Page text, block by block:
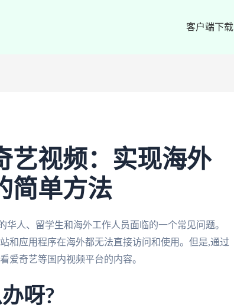
客户端下载
艺视频：实现海外
简单方法
人、留学生和海外工作人员面临的一个常见问题。
和应用程序在海外都无法直接访问和使用。但是,通过
爱奇艺等国内视频平台的内容。
呀?